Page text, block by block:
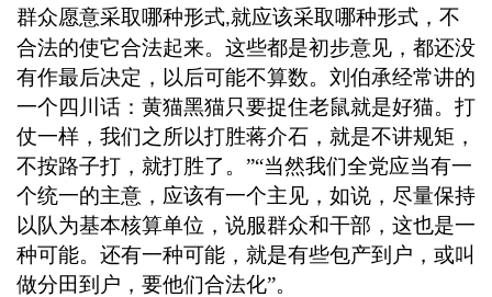
群众愿意采取哪种形式,就应该采取哪种形式，不
合法的使它合法起来。这些都是初步意见，都还没
有作最后决定，以后可能不算数。刘伯承经常讲的
一个四川话：黄猫黑猫只要捉住老鼠就是好猫。打
仗一样，我们之所以打胜蒋介石，就是不讲规矩，
不按路子打，就打胜了。”“当然我们全党应当有一
个统一的主意，应该有一个主见，如说，尽量保持
以队为基本核算单位，说服群众和干部，这也是一
种可能。还有一种可能，就是有些包产到户，或叫
做分田到户，要他们合法化”。